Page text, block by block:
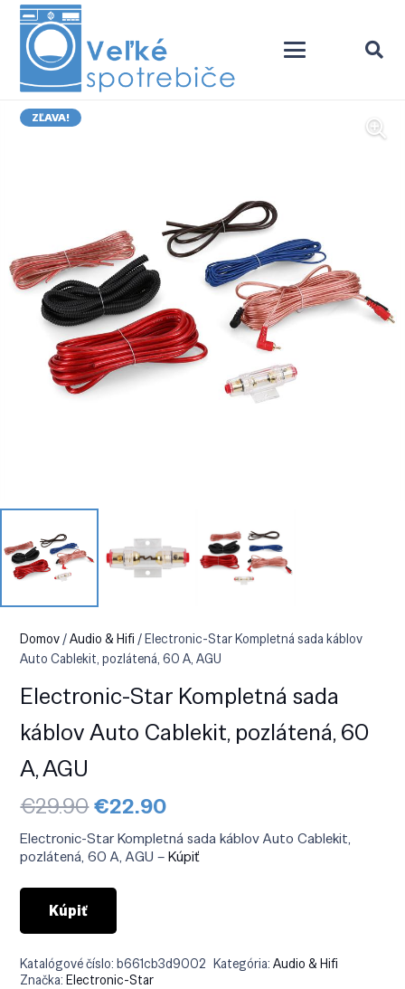
ZĽAVA!
Domov/Audio & Hifi / Electronic-Star Kompletná sada káblov
Auto Cablekit, pozlátená, 60 A, AGU
Electronic-Star Kompletná sada
káblov Auto Cablekit, pozlátená, 60
A, AGU
€29.90Pôvodná
cena
bola:
€29.90.
€22.90Aktuálna
je:
€22.90.
Electronic-Star Kompletná sada káblov Auto Cablekit,
pozlátená, 60 A, AGU –Kúpiť
Kúpiť
Katalógové číslo:b661cb3d9002 Kategória:Audio & Hifi
Značka:Electronic-Star